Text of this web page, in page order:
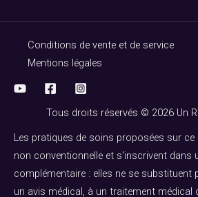
Conditions de vente et de service
Mentions légales
Tous droits réservés © 2026 Un
Les pratiques de soins proposées sur
non conventionnelle et s'inscrivent dans
complémentaire : elles ne se substituent
un avis médical, à un traitement médical